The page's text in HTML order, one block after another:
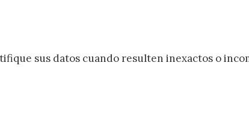
sus datos cuando resulten inexactos o